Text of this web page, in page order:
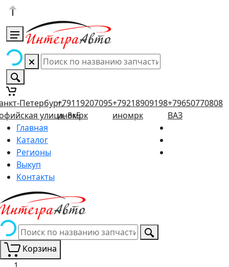
Петербург,
улица, 8к5
+79119207095
иномрк
+79218909198
иномрк
+79650770808
ВАЗ
Главная
Каталог
Регионы
Выкуп
Контакты
Корзина